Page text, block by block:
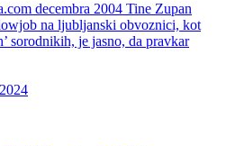
decembra 2004 Tine Zupan
na ljubljanski obvoznici, kot
sorodnikih, je jasno, da pravkar